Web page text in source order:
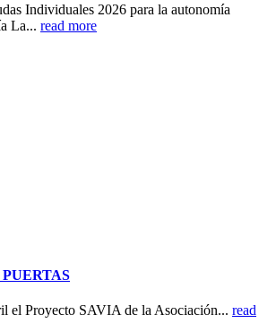
Individuales 2026 para la autonomía
La... read more
el Proyecto SAVIA de la Asociación... read